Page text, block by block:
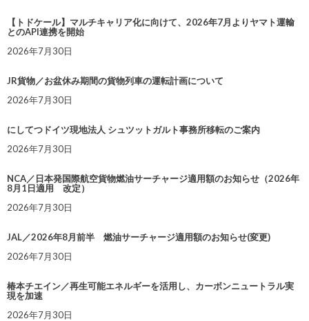
【トドケール】マルチキャリア化に向けて、2026年7月よりヤマト運輸
とのAPI連携を開始
2026年7月30日
JR貨物／お盆休み期間の貨物列車の運転計画について
2026年7月30日
にしてつドイツ現地法人 シュツットガルト事務所移転のご案内
2026年7月30日
NCA／日本発国際航空貨物燃油サーチャージ適用額のお知らせ（2026年
8月1日適用 改定）
2026年7月30日
JAL／2026年8月前半 燃油サーチャージ適用額のお知らせ(変更)
2026年7月30日
椿本チエイン／再生可能エネルギーを活用し、カーボンニュートラル実
現を加速
2026年7月30日